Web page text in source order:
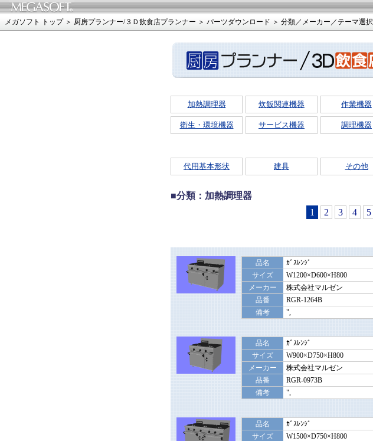
メガソフト トップ＞ 厨房プランナー/３Ｄ飲食店プランナー ＞ パーツダウンロード ＞ 分類／メーカー／テーマ選択
加熱調理器 炊飯関連機器 作業機器
衛生・環境機器 サービス機器 調理機器
代用基本形状 建具 その他
■分類：加熱調理器
1
2 3 4 5
品名
ｶﾞｽﾚﾝｼﾞ
サイズ
W1200×D600×H800
メーカー
株式会社マルゼン
品番
RGR-1264B
備考
",
品名
ｶﾞｽﾚﾝｼﾞ
サイズ
W900×D750×H800
メーカー
株式会社マルゼン
品番
RGR-0973B
備考
",
品名
ｶﾞｽﾚﾝｼﾞ
サイズ
W1500×D750×H800